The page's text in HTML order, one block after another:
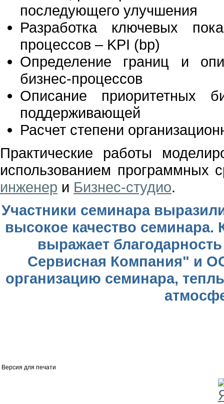
последующего улучшения
Разработка ключевых
процессов – KPI (bp)
Определение границ и
бизнес-процессов
Описание приоритетных
поддерживающей
Расчет степени
Практические работы
использованием программных
инженер и Бизнес-студио.
Участники семинара
высокое качество
выражает
Сервисная Компания" и
организацию семинара,
Версия для печати